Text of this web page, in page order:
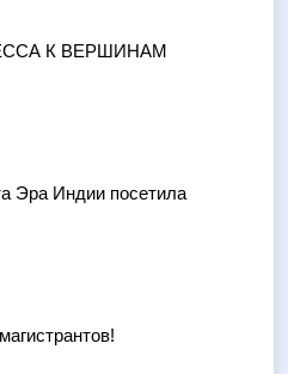
К ВЕРШИНАМ
Эра Индии посетила